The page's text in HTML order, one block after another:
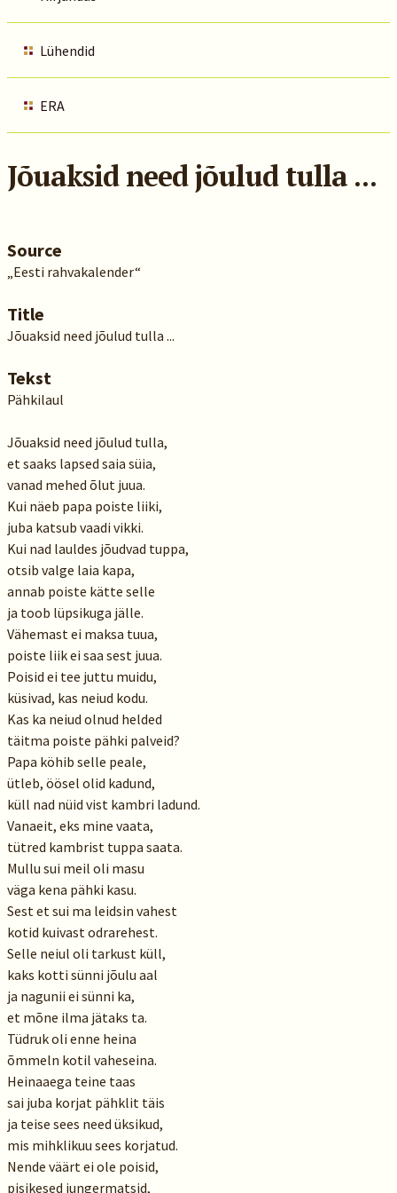
Lühendid
ERA
Jõuaksid need jõulud tulla ...
Source
„Eesti rahvakalender“
Title
Jõuaksid need jõulud tulla ...
Tekst
Pähkilaul
Jõuaksid need jõulud tulla,
et saaks lapsed saia süia,
vanad mehed õlut juua.
Kui näeb papa poiste liiki,
juba katsub vaadi vikki.
Kui nad lauldes jõudvad tuppa,
otsib valge laia kapa,
annab poiste kätte selle
ja toob lüpsikuga jälle.
Vähemast ei maksa tuua,
poiste liik ei saa sest juua.
Poisid ei tee juttu muidu,
küsivad, kas neiud kodu.
Kas ka neiud olnud helded
täitma poiste pähki palveid?
Papa köhib selle peale,
ütleb, öösel olid kadund,
küll nad nüid vist kambri ladund.
Vanaeit, eks mine vaata,
tütred kambrist tuppa saata.
Mullu sui meil oli masu
väga kena pähki kasu.
Sest et sui ma leidsin vahest
kotid kuivast odrarehest.
Selle neiul oli tarkust küll,
kaks kotti sünni jõulu aal
ja nagunii ei sünni ka,
et mõne ilma jätaks ta.
Tüdruk oli enne heina
õmmeln kotil vaheseina.
Heinaaega teine taas
sai juba korjat pähklit täis
ja teise sees need üksikud,
mis mihklikuu sees korjatud.
Nende väärt ei ole poisid,
pisikesed jungermatsid,